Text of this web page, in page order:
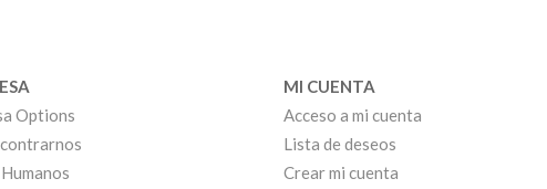
Options
MI CUENTA
Acceso a mi cuenta
Lista de deseos
Crear mi cuenta